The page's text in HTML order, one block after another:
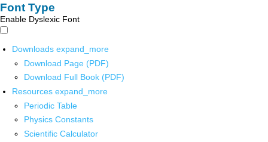
Font Type
Enable Dyslexic Font
Downloads expand_more
Download Page (PDF)
Download Full Book (PDF)
Resources expand_more
Periodic Table
Physics Constants
Scientific Calculator